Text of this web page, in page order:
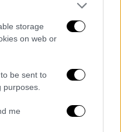
storage
on web or
be sent to
me
μίλησε
διανύει την
με αίτημα την
του, Ντένις